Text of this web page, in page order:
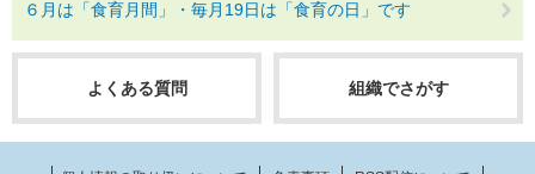
６月は「食育月間」・毎月19日は「食育の日」です
よくある質問 組織でさがす